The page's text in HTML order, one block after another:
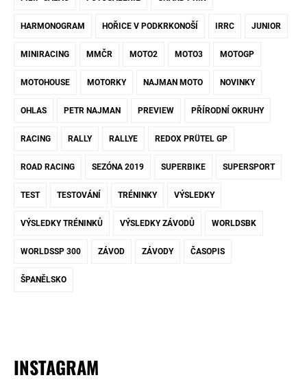
HARMONOGRAM HOŘICE V PODKRKONOŠÍ IRRC JUNIOR
MINIRACING MMČR MOTO2 MOTO3 MOTOGP
MOTOHOUSE MOTORKY NAJMAN MOTO NOVINKY
OHLAS PETR NAJMAN PREVIEW PŘÍRODNÍ OKRUHY
RACING RALLY RALLYE REDOX PRÜTEL GP
ROAD RACING SEZÓNA 2019 SUPERBIKE SUPERSPORT
TEST TESTOVÁNÍ TRÉNINKY VÝSLEDKY
VÝSLEDKY TRÉNINKŮ VÝSLEDKY ZÁVODŮ WORLDSBK
WORLDSSP 300 ZÁVOD ZÁVODY ČASOPIS
ŠPANĚLSKO
INSTAGRAM